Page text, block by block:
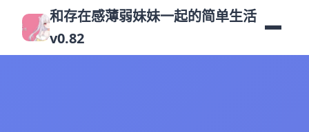
和存在感薄弱妹妹一起的简单生活
v0.82